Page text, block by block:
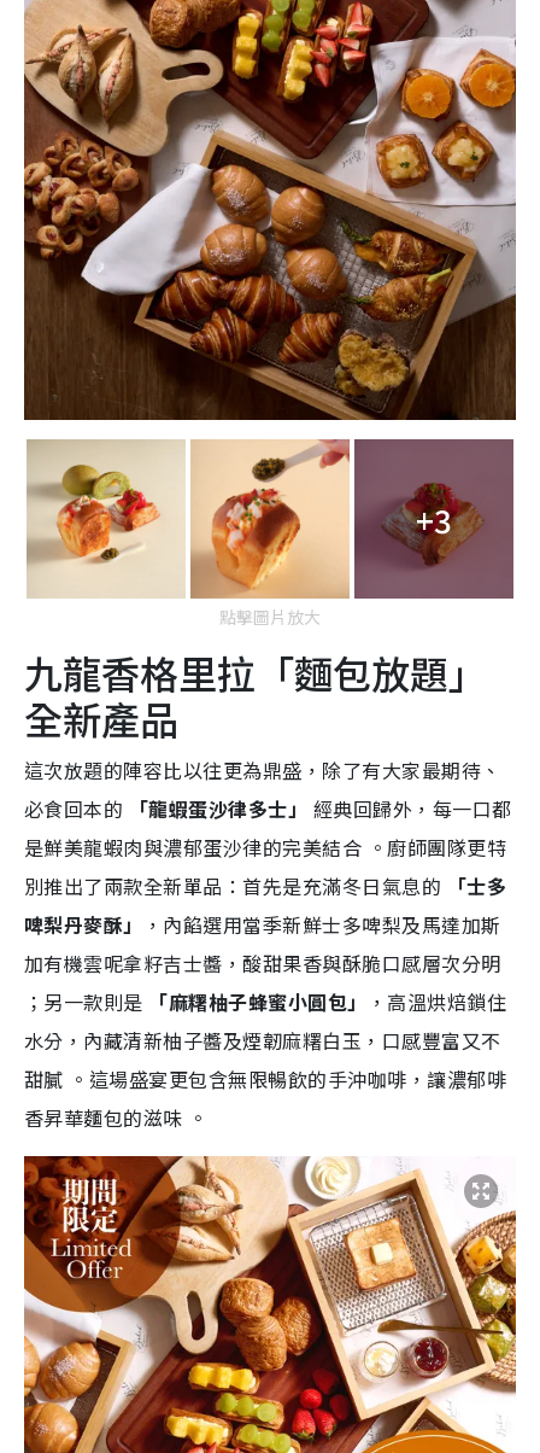
+3
點擊圖片放大
九龍香格里拉「麵包放題」
全新產品
這次放題的陣容比以往更為鼎盛，除了有大家最期待、
必食回本的
「龍蝦蛋沙律多士」
經典回歸外，每一口都
是鮮美龍蝦肉與濃郁蛋沙律的完美結合 。廚師團隊更特
別推出了兩款全新單品：首先是充滿冬日氣息的
「士多
啤梨丹麥酥」
，內餡選用當季新鮮士多啤梨及馬達加斯
加有機雲呢拿籽吉士醬，酸甜果香與酥脆口感層次分明
；另一款則是
「麻糬柚子蜂蜜小圓包」
，高溫烘焙鎖住
水分，內藏清新柚子醬及煙韌麻糬白玉，口感豐富又不
甜膩 。這場盛宴更包含無限暢飲的手沖咖啡，讓濃郁啡
香昇華麵包的滋味 。